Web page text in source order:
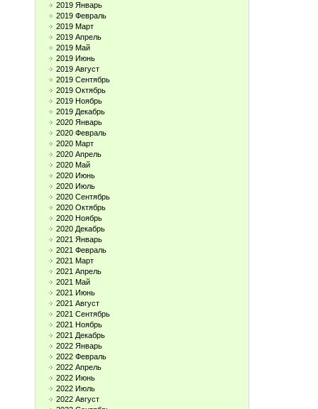
2019 Январь
2019 Февраль
2019 Март
2019 Апрель
2019 Май
2019 Июнь
2019 Август
2019 Сентябрь
2019 Октябрь
2019 Ноябрь
2019 Декабрь
2020 Январь
2020 Февраль
2020 Март
2020 Апрель
2020 Май
2020 Июнь
2020 Июль
2020 Сентябрь
2020 Октябрь
2020 Ноябрь
2020 Декабрь
2021 Январь
2021 Февраль
2021 Март
2021 Апрель
2021 Май
2021 Июнь
2021 Август
2021 Сентябрь
2021 Ноябрь
2021 Декабрь
2022 Январь
2022 Февраль
2022 Апрель
2022 Июнь
2022 Июль
2022 Август